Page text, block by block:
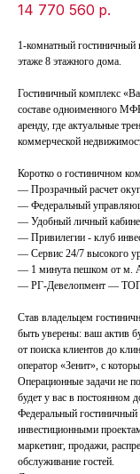
14 770 560 р.
1-комнатный
этаже 8 этажного дома.
Гостиничный комплекс
составе одноименного
аренду, где актуальные
коммерческой
Коротко о гостиничном
— Прозрачный расчет
— Федеральный
— Удобный личный
— Привилегии - клуб
— Сервис 24/7 высокого
— 1 минута пешком от м.
— РГ-Девелопмент —
Став владельцем
быть уверены: ваш актив
от поиска клиентов до
оператор «Зенит», с
Операционные задачи не
будет у вас в постоянном
Федеральный гостиничный
инвестиционными
маркетинг, продажи,
обслуживание гостей.